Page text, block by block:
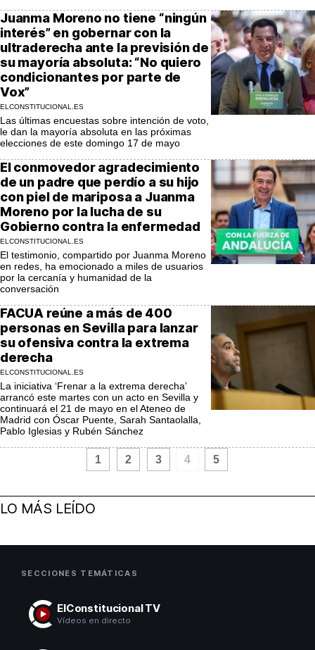
Juanma Moreno no tiene “ningún
interés” en gobernar con la
ultraderecha ante la previsión de
su mayoría absoluta: “No quiero
condicionantes por parte de
Vox”
ELCONSTITUCIONAL.ES
Las últimas encuestas sobre intención de voto,
le dan la mayoría absoluta en las próximas
elecciones de este domingo 17 de mayo
El conmovedor agradecimiento
de un padre que perdío a su hijo
con piel de mariposa a Juanma
Moreno por la lucha de su
Gobierno contra la enfermedad
ELCONSTITUCIONAL.ES
El testimonio, compartido por Juanma Moreno
en redes, ha emocionado a miles de usuarios
por la cercanía y humanidad de la
conversación
FACUA reúne a más de 400
personas en Sevilla para lanzar
su ofensiva contra la extrema
derecha
ELCONSTITUCIONAL.ES
La iniciativa ‘Frenar a la extrema derecha’
arrancó este martes con un acto en Sevilla y
continuará el 21 de mayo en el Ateneo de
Madrid con Óscar Puente, Sarah Santaolalla,
Pablo Iglesias y Rubén Sánchez
1 2 3 4 5
LO MÁS LEÍDO
SECCIONES TEMÁTICAS
ElConstitucional TV
Vídeos en directo